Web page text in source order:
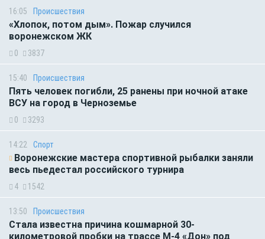
16:05 Происшествия
«Хлопок, потом дым». Пожар случился
воронежском ЖК
0 3837
15:40 Происшествия
Пять человек погибли, 25 ранены при ночной атаке
ВСУ на город в Черноземье
0 3293
14:22 Спорт
Воронежские мастера спортивной рыбалки заняли
весь пьедестал российского турнира
4 1542
13:50 Происшествия
Стала известна причина кошмарной 30-
километровой пробки на трассе М-4 «Дон» под